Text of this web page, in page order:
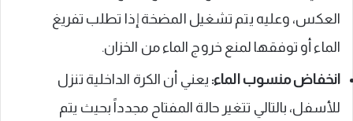
العكس، وعليه يتم تشغيل المضخة إذا تطلب تفريغ
الماء أو توفقها لمنع خروج الماء من الخزان.
انخفاض منسوب الماء: يعني أن الكرة الداخلية تنزل
للأسفل، بالتالي تتغير حالة المفتاح مجدداً بحيث يتم